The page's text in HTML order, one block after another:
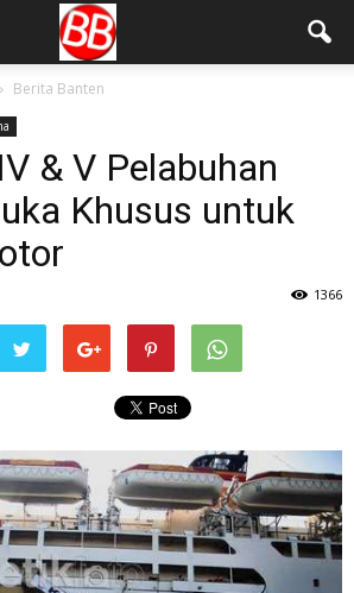
Berita Banten
& V Pelabuhan
Khusus untuk
1366